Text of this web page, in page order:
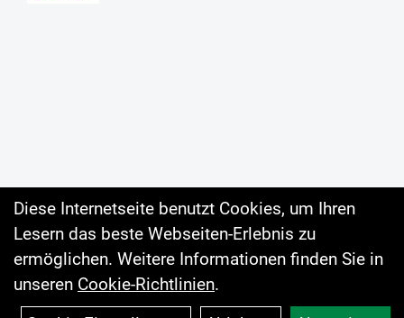
Diese Internetseite benutzt Cookies, um Ihren
Lesern das beste Webseiten-Erlebnis zu
ermöglichen. Weitere Informationen finden Sie in
unseren Cookie-Richtlinien.
Auftrag widerrufen